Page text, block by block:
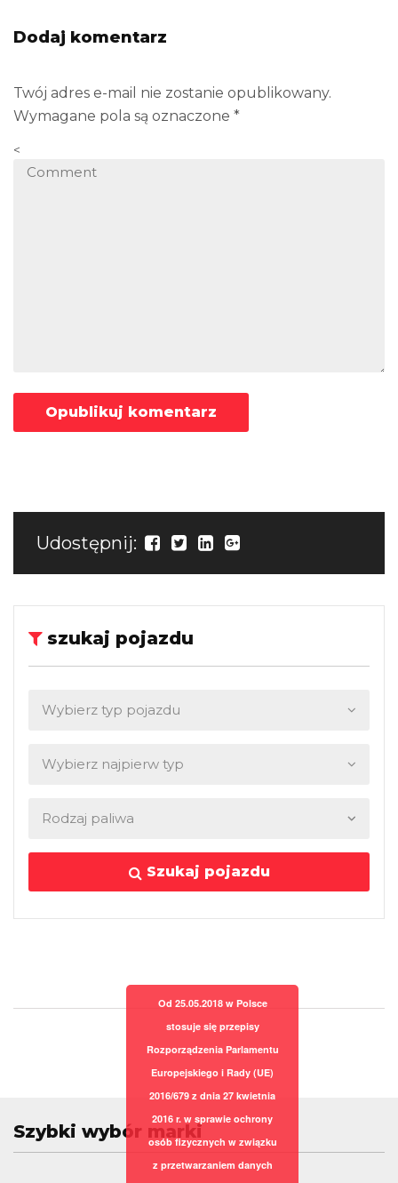
Dodaj komentarz
Twój adres e-mail nie zostanie opublikowany.
Wymagane pola są oznaczone *
<
Udostępnij:
szukaj pojazdu
Szukaj pojazdu
Szybki wybór marki
Od 25.05.2018 w Polsce
stosuje się przepisy
Rozporządzenia Parlamentu
Europejskiego i Rady (UE)
2016/679 z dnia 27 kwietnia
2016 r. w sprawie ochrony
osób fizycznych w związku
z przetwarzaniem danych